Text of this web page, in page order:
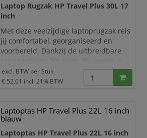
Deze headset biedt maximale
flexibilitei
Laptop Rugzak HP Travel Plus 30L 17
inch
Met deze veelzijdige laptoprugzak reis
jij comfortabel, georganiseerd en
voorbereid. Dankzij de uitbreidbare
capaciteit van 30L naar 35L neem je
moeiteloos alles mee wat je nodig hebt
voor werk of een zakenreis. Van laptop
hand in één tas.
De slimme indeling met drie ruime
compartimenten en meerdere vakken,
excl. BTW per Stuk
€ 52,01 incl. 21% BTW
Laptoptas HP Travel Plus 22L 16 inch
blauw
Laptoptas HP Travel Plus 22L 16 inch